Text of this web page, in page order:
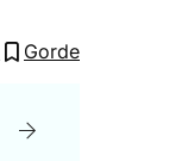
Azken berriak
Gorde